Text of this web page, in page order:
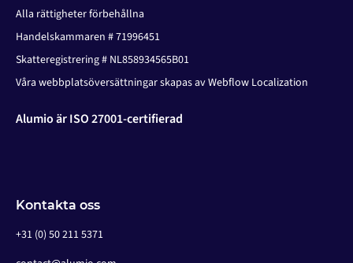
Alla rättigheter förbehållna
Handelskammaren # 71996451
Skatteregistrering # NL858934565B01
Våra webbplatsöversättningar skapas av Webflow Localization
Alumio är ISO 27001-certifierad
Kontakta oss
+31 (0) 50 211 5371